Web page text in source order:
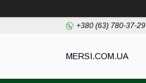
+380 (63) 780-37-29
MERSI.COM.UA